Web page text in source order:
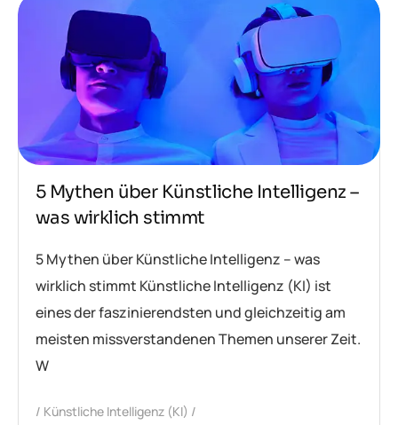
5 Mythen über Künstliche Intelligenz –
was wirklich stimmt
5 Mythen über Künstliche Intelligenz – was
wirklich stimmt Künstliche Intelligenz (KI) ist
eines der faszinierendsten und gleichzeitig am
meisten missverstandenen Themen unserer Zeit.
W
Künstliche Intelligenz (KI)